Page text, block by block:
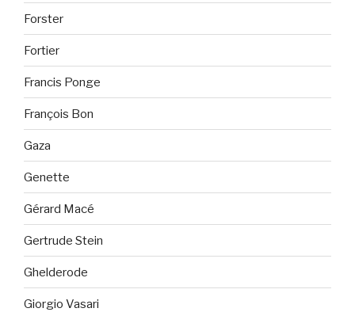
Forster
Fortier
Francis Ponge
François Bon
Gaza
Genette
Gérard Macé
Gertrude Stein
Ghelderode
Giorgio Vasari